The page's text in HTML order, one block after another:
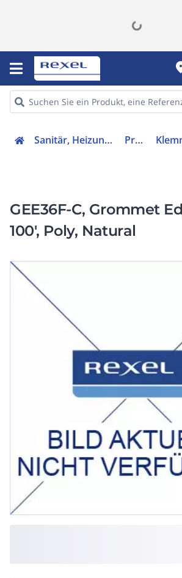
Sanitär, Heizung, Klima Profile
GEE36F-C, Grommet
100', Poly, Natural